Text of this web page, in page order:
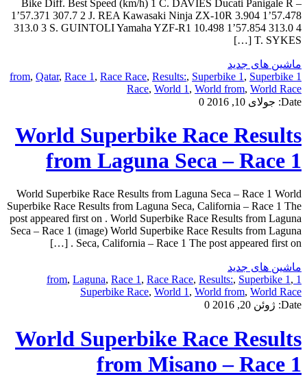
Bike Diff. Best Speed (km/h) 1 C. DAVIES Ducati Panigale R –
1’57.371 307.7 2 J. REA Kawasaki Ninja ZX-10R 3.904 1’57.478
313.0 3 S. GUINTOLI Yamaha YZF-R1 10.498 1’57.854 313.0 4
T. SYKES […]
ماشین های جدید
1 from
, Qatar, Race 1 , Race Race, Results:, Superbike 1 , Superbike
Race, World 1 , World from, World Race
Date: جولای 10, 2016 0
World Superbike Race Results
from Laguna Seca – Race 1
World Superbike Race Results from Laguna Seca – Race 1 World
Superbike Race Results from Laguna Seca, California – Race 1 The
post appeared first on . World Superbike Race Results from Laguna
Seca – Race 1 (image) World Superbike Race Results from Laguna
Seca, California – Race 1 The post appeared first on . […]
ماشین های جدید
1 from
, Laguna, Race 1 , Race Race, Results:, Superbike 1 ,
Superbike Race, World 1 , World from, World Race
Date: ژوئن 20, 2016 0
World Superbike Race Results
from Misano – Race 1